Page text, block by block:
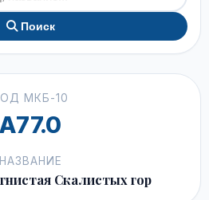
Поиск
МКБ-10
A77.0
НАЗВАНИЕ
Скалистых гор